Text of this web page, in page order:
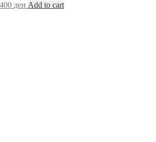
400 ден Add to cart